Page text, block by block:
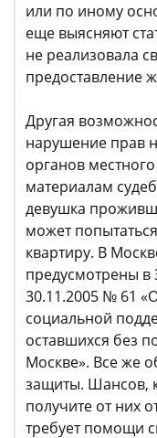
или по иному
еще выясняют
не реализовала
предоставление
Другая
нарушение прав
органов
материалам
девушка
может
квартиру. В
предусмотрены в
30.11.2005 № 61
социальной
оставшихся без
Москве». Все же
защиты. Шансов,
получите от них
требует помощи